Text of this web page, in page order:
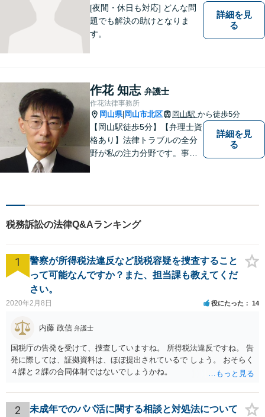
しております。
[夜間・休日も対応] どんな問
題でも解決の助けとなりま
す。
詳細を見
る
作花 知志 弁護士
作花法律事務所
岡山県| 岡山市北区 岡山駅 から徒歩5分
【岡山駅徒歩5分】【弁理士資
格あり】法律トラブルの全分
野が私の注力分野です。事務
ラス対応】【後払い対応】
【日弁連国際人権問題委員会
所属】お困りの方は、お気軽
にご相談下さい。
詳細を見
る
税務訴訟の法律Q&Aランキング
1
警察が所得税法違反など脱税容疑を捜査すること
って可能なんですか？また、担当課も教えてくだ
さい。
2020年2月8日 役にたった 14
内藤 政信 弁護士
国税庁の告発を受けて、捜査していますね。 所得税法違反ですね。 告
発に際しては、証拠資料は、ほぼ提出されているで しょう。 おそらく
４課と２課の合同体制ではないでしょうかね。
2 未成年でのパパ活に関する相談と対処法について